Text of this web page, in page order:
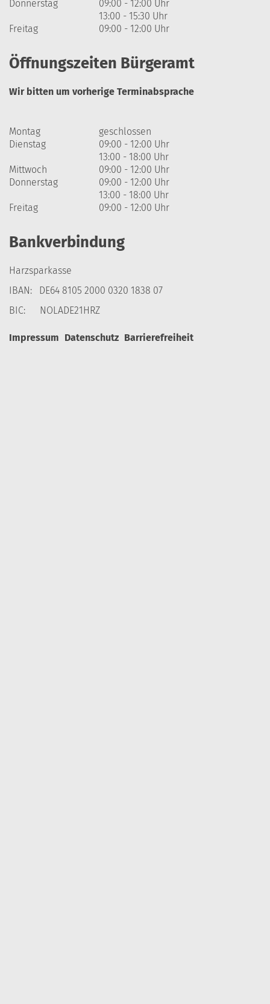
Donnerstag
09:00 - 12:00 Uhr
13:00 - 15:30 Uhr
Freitag
09:00 - 12:00 Uhr
Öffnungszeiten Bürgeramt
Wir bitten um vorherige Terminabsprache
Montag
geschlossen
Dienstag
09:00 - 12:00 Uhr
13:00 - 18:00 Uhr
Mittwoch
09:00 - 12:00 Uhr
Donnerstag
09:00 - 12:00 Uhr
13:00 - 18:00 Uhr
Freitag
09:00 - 12:00 Uhr
Bankverbindung
Harzsparkasse
IBAN: DE64 8105 2000 0320 1838 07
BIC: NOLADE21HRZ
Impressum Datenschutz Barrierefreiheit